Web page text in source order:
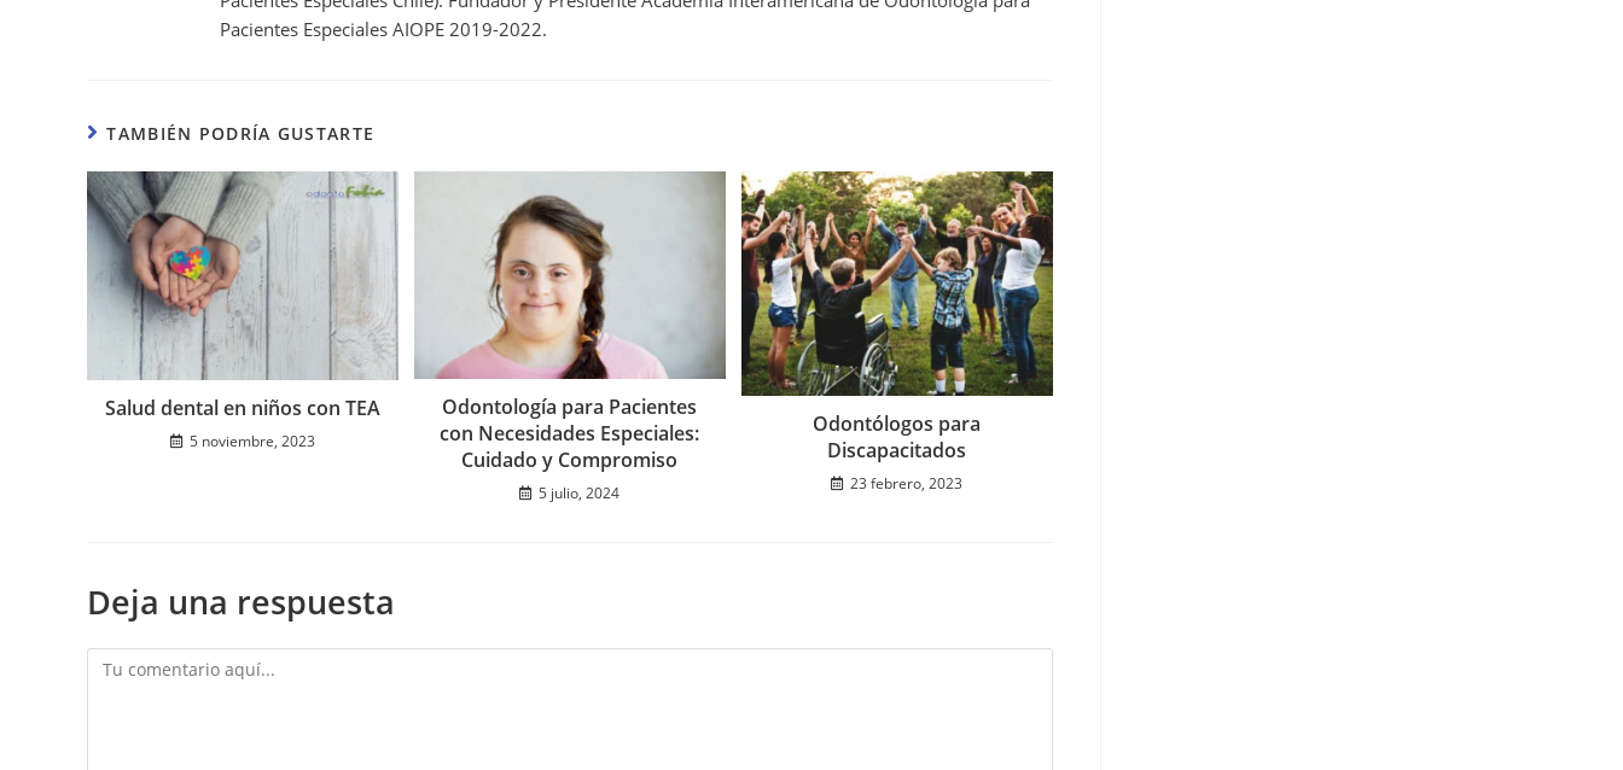
Pacientes Especiales AIOPE 2019-2022.
TAMBIÉN PODRÍA GUSTARTE
Salud dental en niños con TEA
5 noviembre, 2023
Odontología para Pacientes
con Necesidades Especiales:
Cuidado y Compromiso
5 julio, 2024
Odontólogos para
Discapacitados
23 febrero, 2023
Deja una respuesta